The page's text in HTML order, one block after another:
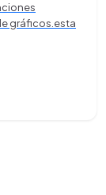
gráficos.esta